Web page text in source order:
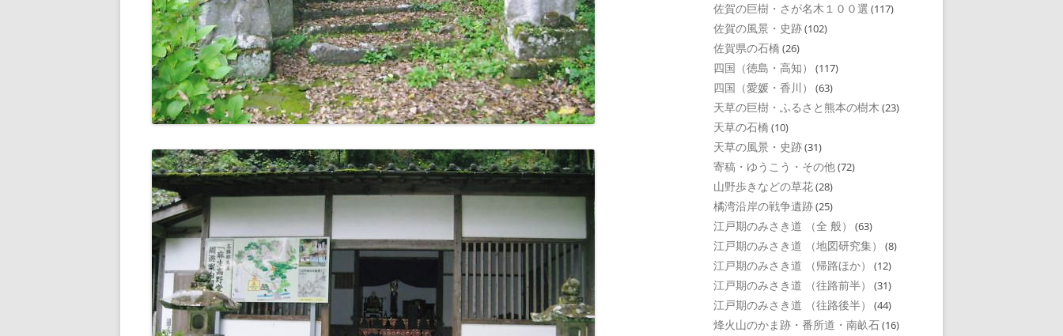
佐賀の巨樹・さが名木１００選 (117)
佐賀の風景・史跡(102)
佐賀県の石橋 (26)
四国（徳島・高知） (117)
四国（愛媛・香川） (63)
天草の巨樹・ふるさと熊本の樹木 (23)
天草の石橋 (10)
天草の風景・史跡(31)
寄稿・ゆうこう・その他(72)
山野歩きなどの草花(28)
橘湾沿岸の戦争遺跡(25)
江戸期のみさき道 （全 般） (63)
江戸期のみさき道 （地図研究集） (8)
江戸期のみさき道 （帰路ほか） (12)
江戸期のみさき道 （往路前半） (31)
江戸期のみさき道 （往路後半） (44)
烽火山のかま跡・番所道・南畝石(16)